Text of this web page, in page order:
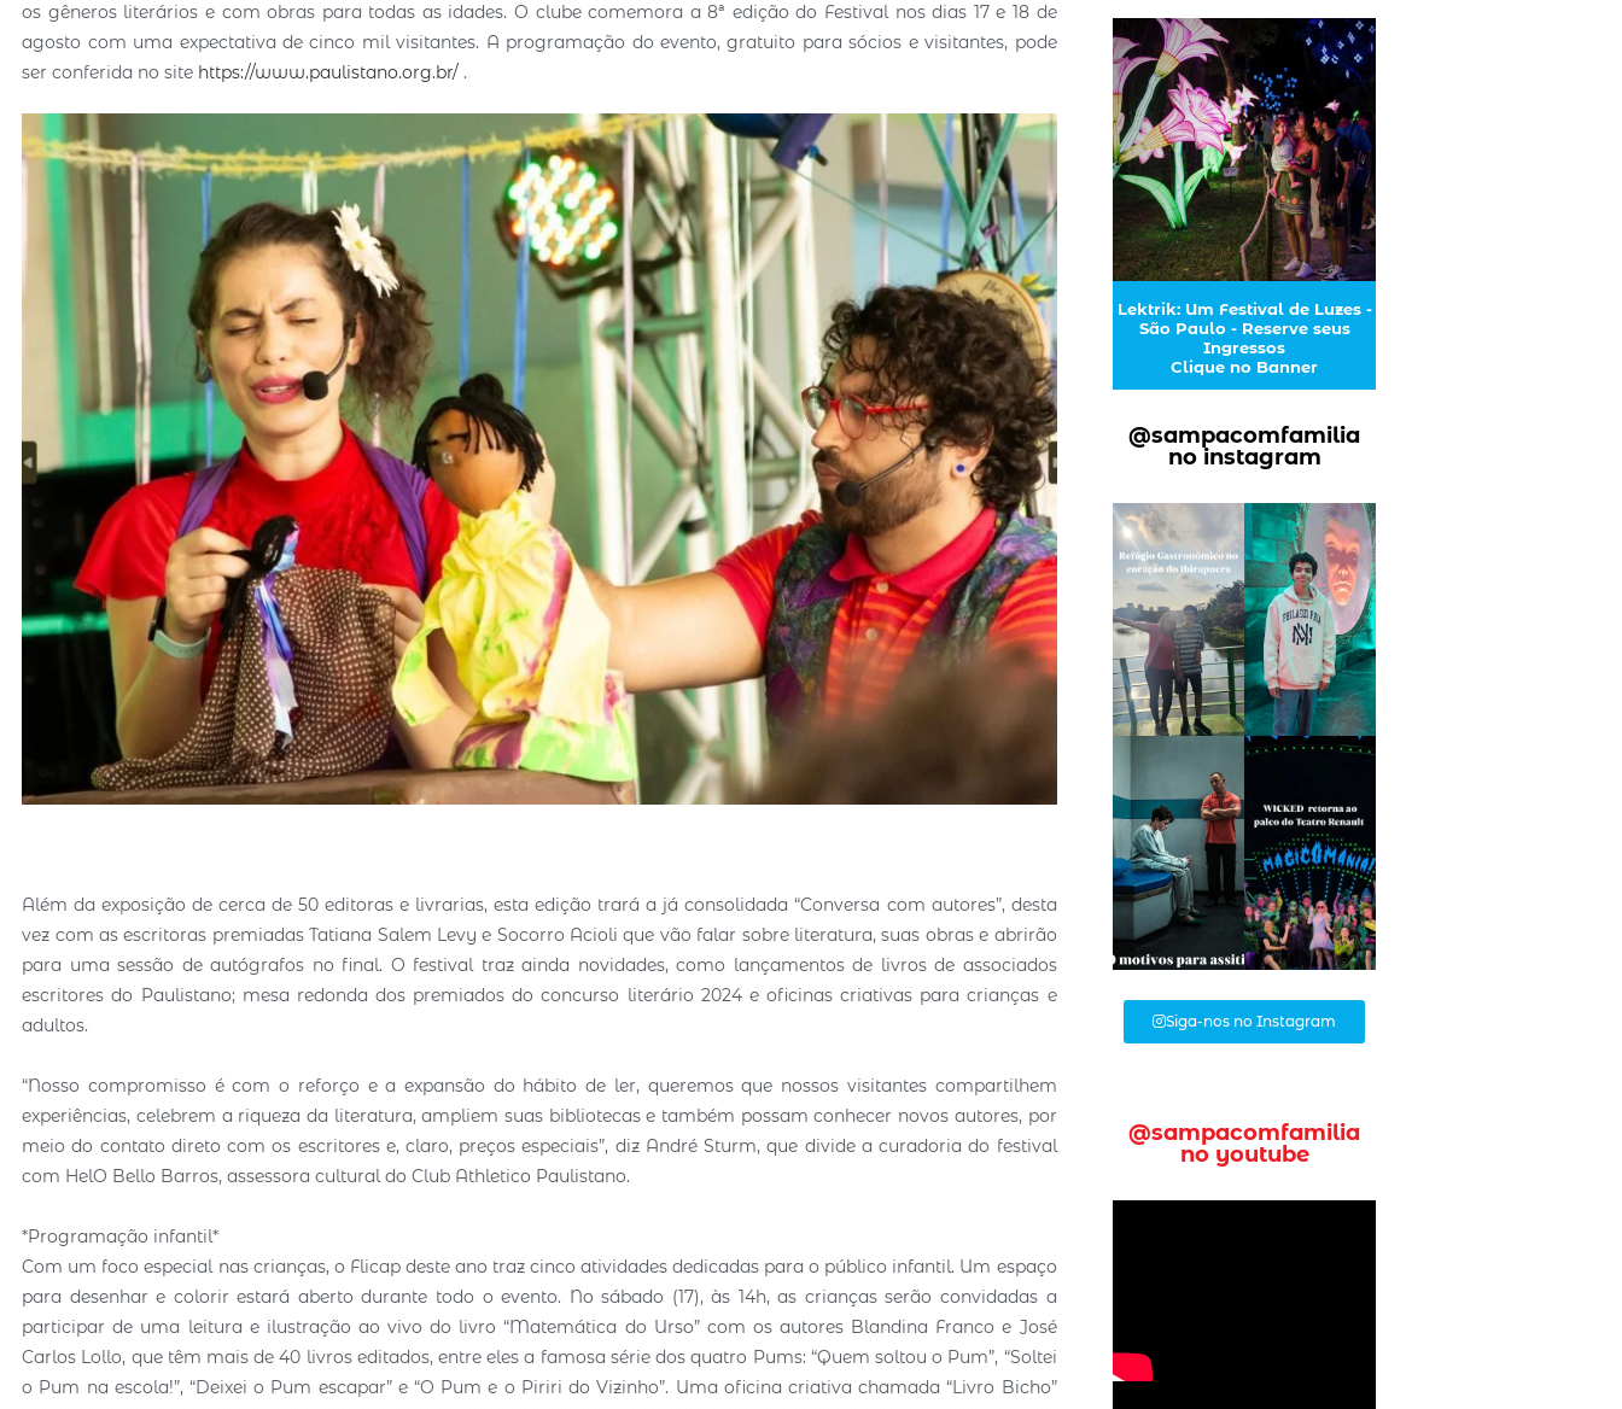
os gêneros literários e com obras para todas as idades. O clube comemora a 8ª edição do Festival nos dias 17 e 18 de
agosto com uma expectativa de cinco mil visitantes. A programação do evento, gratuito para sócios e visitantes, pode
ser conferida no site https://www.paulistano.org.br/ .
Além da exposição de cerca de 50 editoras e livrarias, esta edição trará a já consolidada “Conversa com autores”, desta
vez com as escritoras premiadas Tatiana Salem Levy e Socorro Acioli que vão falar sobre literatura, suas obras e abrirão
para uma sessão de autógrafos no final. O festival traz ainda novidades, como lançamentos de livros de associados
escritores do Paulistano; mesa redonda dos premiados do concurso literário 2024 e oficinas criativas para crianças e
adultos.
“Nosso compromisso é com o reforço e a expansão do hábito de ler, queremos que nossos visitantes compartilhem
experiências, celebrem a riqueza da literatura, ampliem suas bibliotecas e também possam conhecer novos autores, por
meio do contato direto com os escritores e, claro, preços especiais”, diz André Sturm, que divide a curadoria do festival
com HelO Bello Barros, assessora cultural do Club Athletico Paulistano.
*Programação infantil*
Com um foco especial nas crianças, o Flicap deste ano traz cinco atividades dedicadas para o público infantil. Um espaço
para desenhar e colorir estará aberto durante todo o evento. No sábado (17), às 14h, as crianças serão convidadas a
participar de uma leitura e ilustração ao vivo do livro “Matemática do Urso” com os autores Blandina Franco e José
Carlos Lollo, que têm mais de 40 livros editados, entre eles a famosa série dos quatro Pums: “Quem soltou o Pum”, “Soltei
o Pum na escola!”, “Deixei o Pum escapar” e “O Pum e o Piriri do Vizinho”. Uma oficina criativa chamada “Livro Bicho”
Lektrik: Um Festival de Luzes -
São Paulo - Reserve seus
Ingressos
Clique no Banner
@sampacomfamilia
no instagram
Siga-nos no Instagram
@sampacomfamilia
no youtube